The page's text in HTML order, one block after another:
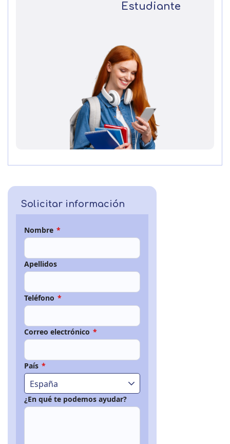
Estudiante
Solicitar información
Nombre *
Apellidos
Teléfono *
Correo electrónico *
País *
España
¿En qué te podemos ayudar?